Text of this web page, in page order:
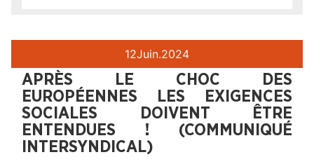
12Juin.2024
APRÈS LE CHOC DES
EUROPÉENNES LES EXIGENCES
SOCIALES DOIVENT ÊTRE
ENTENDUES ! (COMMUNIQUÉ
INTERSYNDICAL)